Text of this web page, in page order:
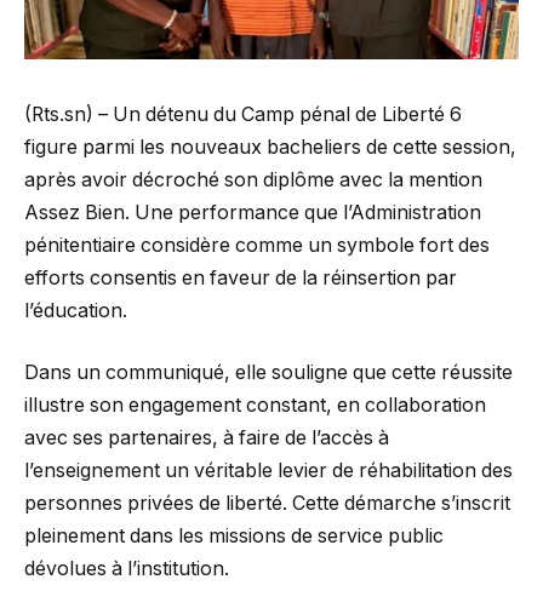
(Rts.sn) – Un détenu du Camp pénal de Liberté 6
figure parmi les nouveaux bacheliers de cette session,
après avoir décroché son diplôme avec la mention
Assez Bien. Une performance que l’Administration
pénitentiaire considère comme un symbole fort des
efforts consentis en faveur de la réinsertion par
l’éducation.
Dans un communiqué, elle souligne que cette réussite
illustre son engagement constant, en collaboration
avec ses partenaires, à faire de l’accès à
l’enseignement un véritable levier de réhabilitation des
personnes privées de liberté. Cette démarche s’inscrit
pleinement dans les missions de service public
dévolues à l’institution.